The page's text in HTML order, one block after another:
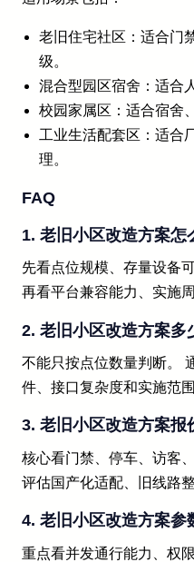
老旧住宅社区：适合门
级。
混合型园区宿舍：适合
校园家属区：适合宿舍
工业生活配套区：适合
理。
FAQ
1. 老旧小区改造方案怎
先看点位规模、存量设备
再看平台兼容能力、实施
2. 老旧小区改造方案多
不能只按点位数量判断。
件、接口复杂度和实施范围
3. 老旧小区改造方案报
核心看门禁、停车、访客
评估国产化适配、旧线路
4. 老旧小区改造方案参
重点看并发通行能力、权